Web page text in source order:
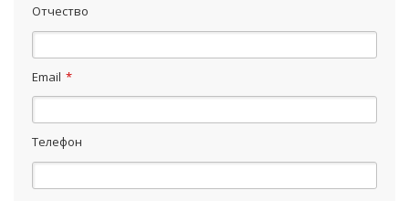
Отчество
Email *
Телефон